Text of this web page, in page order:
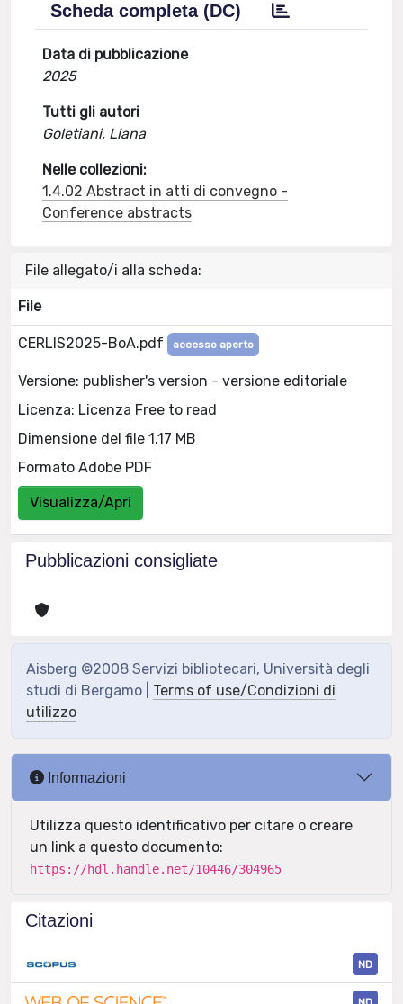
Scheda completa (DC)
Data di pubblicazione
2025
Tutti gli autori
Goletiani, Liana
Nelle collezioni:
1.4.02 Abstract in atti di convegno -
Conference abstracts
File allegato/i alla scheda:
File
CERLIS2025-BoA.pdf accesso aperto
Versione: publisher's version - versione editoriale
Licenza: Licenza Free to read
Dimensione del file 1.17 MB
Formato Adobe PDF
Visualizza/Apri
Pubblicazioni consigliate
Aisberg ©2008 Servizi bibliotecari, Università degli
studi di Bergamo | Terms of use/Condizioni di
utilizzo
Informazioni
Utilizza questo identificativo per citare o creare
un link a questo documento:
https://hdl.handle.net/10446/304965
Citazioni
ND